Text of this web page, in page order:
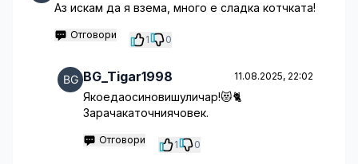
Аз искам да я взема, много е сладка котчката!
Отговори 1 0
BG_Tigar1998 11.08.2025, 22:02
Якоедаосиновишуличар!😻🐈
Зарачакаточниячовек.
Отговори 1 0